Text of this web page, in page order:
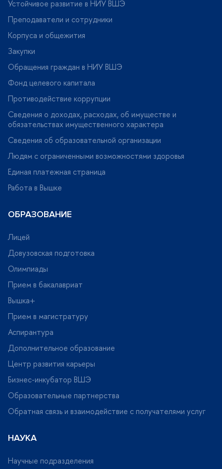
Устойчивое развитие в НИУ ВШЭ
Преподаватели и сотрудники
Корпуса и общежития
Закупки
Обращения граждан в НИУ ВШЭ
Фонд целевого капитала
Противодействие коррупции
Сведения о доходах, расходах, об имуществе и
обязательствах имущественного характера
Сведения об образовательной организации
Людям с ограниченными возможностями здоровья
Единая платежная страница
Работа в Вышке
ОБРАЗОВАНИЕ
Лицей
Довузовская подготовка
Олимпиады
Прием в бакалавриат
ышка+
Прием в магистратуру
Аспирантура
Дополнительное образование
Центр развития карьеры
Бизнес-инкубатор ВШЭ
Образовательные партнерства
Обратная связь и взаимодействие с получателями услу
НАУКА
Научные подразделения